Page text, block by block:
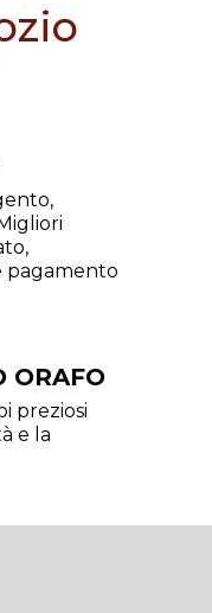
pagamento
ORAFO
preziosi
e la